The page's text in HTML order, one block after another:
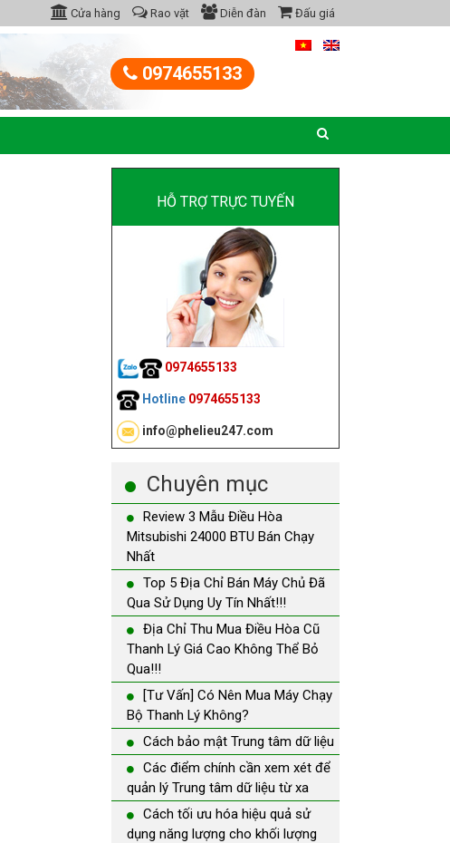
Cửa hàng Rao vặt Diễn đàn Đấu giá
0974655133
HỖ TRỢ TRỰC TUYẾN
0974655133
Hotline 0974655133
info@phelieu247.com
Chuyên mục
Review 3 Mẫu Điều Hòa
Mitsubishi 24000 BTU Bán Chạy
Nhất
Top 5 Địa Chỉ Bán Máy Chủ Đã
Qua Sử Dụng Uy Tín Nhất!!!
Địa Chỉ Thu Mua Điều Hòa Cũ
Thanh Lý Giá Cao Không Thể Bỏ
Qua!!!
[Tư Vấn] Có Nên Mua Máy Chạy
Bộ Thanh Lý Không?
Cách bảo mật Trung tâm dữ liệu
Các điểm chính cần xem xét để
quản lý Trung tâm dữ liệu từ xa
Cách tối ưu hóa hiệu quả sử
dụng năng lượng cho khối lượng